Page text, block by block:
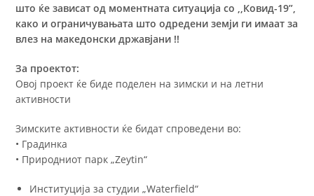
што ќе зависат од моментната ситуација со ,,Ковид-19”,
како и ограничувањата што одредени земји ги имаат за
влез на македонски државјани !!
За проектот:
Овој проект ќе биде поделен на зимски и на летни
активности
Зимските активности ќе бидат спроведени во:
• Градинка
• Природниот парк „Zeytin“
Институција за студии „Waterfield“